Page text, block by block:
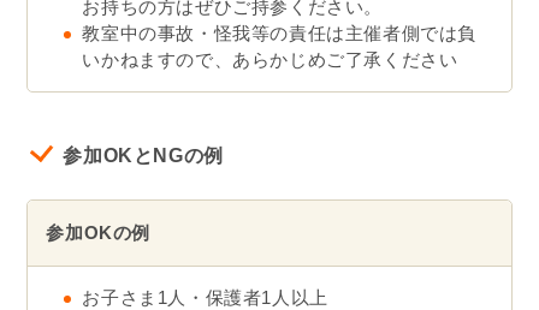
※見学のみに限り、7歳以上のお子さまは保護者の同伴な
しでも可